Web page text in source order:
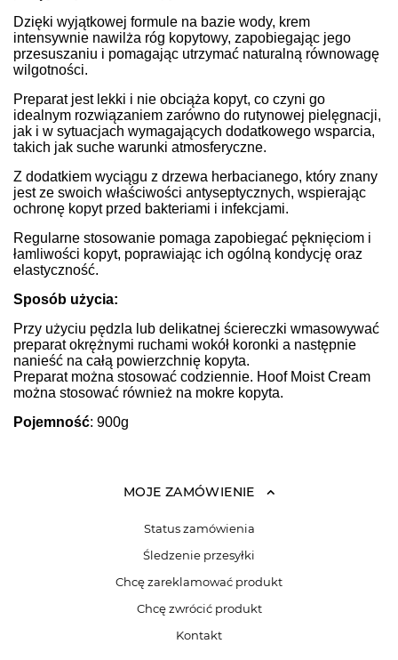
Dzięki wyjątkowej formule na bazie wody, krem
intensywnie nawilża róg kopytowy, zapobiegając jego
przesuszaniu i pomagając utrzymać naturalną równowagę
wilgotności.
Preparat jest lekki i nie obciąża kopyt, co czyni go
idealnym rozwiązaniem zarówno do rutynowej pielęgnacji,
jak i w sytuacjach wymagających dodatkowego wsparcia,
takich jak suche warunki atmosferyczne.
Z dodatkiem wyciągu z drzewa herbacianego, który znany
jest ze swoich właściwości antyseptycznych, wspierając
ochronę kopyt przed bakteriami i infekcjami.
Regularne stosowanie pomaga zapobiegać pęknięciom i
łamliwości kopyt, poprawiając ich ogólną kondycję oraz
elastyczność.
Sposób użycia:
Przy użyciu pędzla lub delikatnej ściereczki wmasowywać
preparat okrężnymi ruchami wokół koronki a następnie
nanieść na całą powierzchnię kopyta.
Preparat można stosować codziennie. Hoof Moist Cream
można stosować również na mokre kopyta.
Pojemność: 900g
MOJE ZAMÓWIENIE
Status zamówienia
Śledzenie przesyłki
Chcę zareklamować produkt
Chcę zwrócić produkt
Kontakt